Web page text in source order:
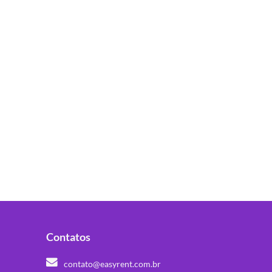
Contatos
contato@easyrent.com.br